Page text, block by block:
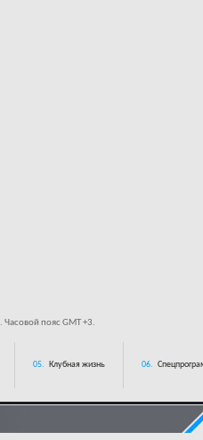
. Часовой пояс GMT +3.
05. Клубная жизнь 06.